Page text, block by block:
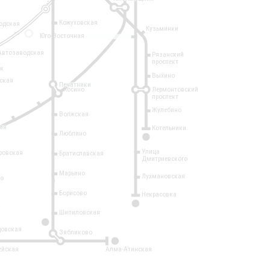
2
14
Кузьминки
Рязанский
проспект
Выхино
Лермонтовский
проспект
Жулебино
Котельники
Кожуховская
Печатники
Волжская
Люблино
Братиславская
Марьино
Борисово
Шипиловская
Зябликово
Алма-Атинская
Улица
Дмитриевского
Лухмановская
Некрасовка
Косино
Юго-Восточная